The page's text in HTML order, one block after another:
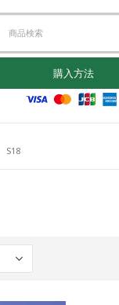
購入方法
S18